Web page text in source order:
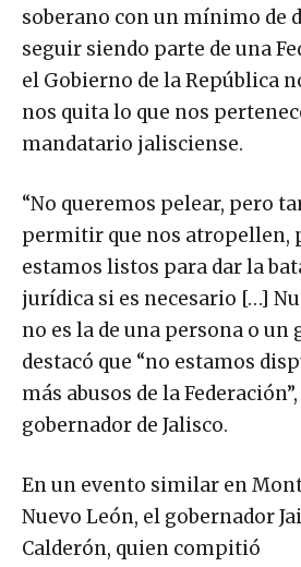
soberano con un mínimo de
seguir siendo parte de una
el Gobierno de la República
nos quita lo que nos
mandatario jalisciense.
“No queremos pelear, pero
permitir que nos atropellen,
estamos listos para dar la
jurídica si es necesario […]
no es la de una persona o un
destacó que “no estamos
más abusos de la
gobernador de Jalisco.
En un evento similar en
Nuevo León, el gobernador
Calderón, quien compitió